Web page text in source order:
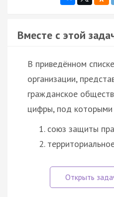
Вместе с этой
В приведённом
организации,
гражданское
цифры, под которыми
союз защиты